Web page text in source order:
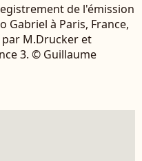
de l'émission
Gabriel à Paris, France,
M.Drucker et
3. © Guillaume